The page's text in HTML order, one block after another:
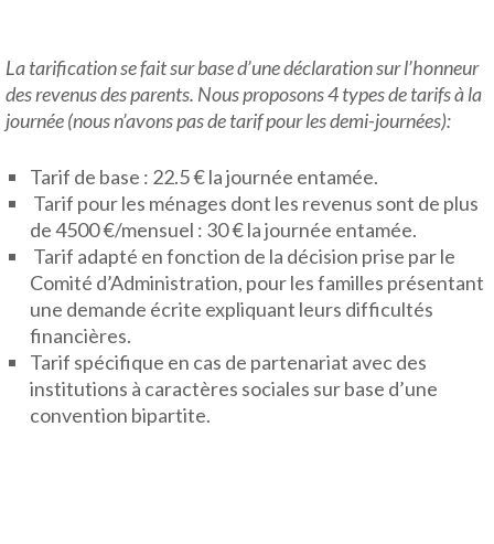
La tarification se fait sur base d’une déclaration sur l’honneur
des revenus des parents. Nous proposons 4 types de tarifs à la
journée (nous n’avons pas de tarif pour les demi-journées):
Tarif de base : 22.5 € la journée entamée.
Tarif pour les ménages dont les revenus sont de plus
de 4500 €/mensuel : 30 € la journée entamée.
Tarif adapté en fonction de la décision prise par le
Comité d’Administration, pour les familles présentant
une demande écrite expliquant leurs difficultés
financières.
Tarif spécifique en cas de partenariat avec des
institutions à caractères sociales sur base d’une
convention bipartite.